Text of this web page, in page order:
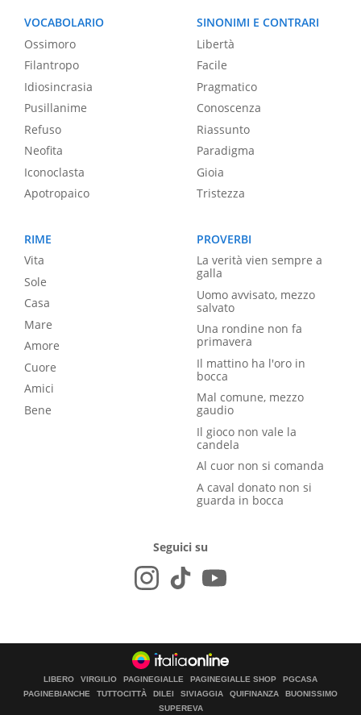
VOCABOLARIO
Ossimoro
Filantropo
Idiosincrasia
Pusillanime
Refuso
Neofita
Iconoclasta
Apotropaico
SINONIMI E CONTRARI
Libertà
Facile
Pragmatico
Conoscenza
Riassunto
Paradigma
Gioia
Tristezza
RIME
Vita
Sole
Casa
Mare
Amore
Cuore
Amici
Bene
PROVERBI
La verità vien sempre a
galla
Uomo avvisato, mezzo
salvato
Una rondine non fa
primavera
Il mattino ha l'oro in
bocca
Mal comune, mezzo
gaudio
Il gioco non vale la
candela
Al cuor non si comanda
A caval donato non si
guarda in bocca
Seguici su
LIBERO VIRGILIO PAGINEGIALLE PAGINEGIALLE SHOP
PGCASA
PAGINEBIANCHE
TUTTOCITTÀ DILEI SIVIAGGIA QUIFINANZA
BUONISSIMO
SUPEREVA